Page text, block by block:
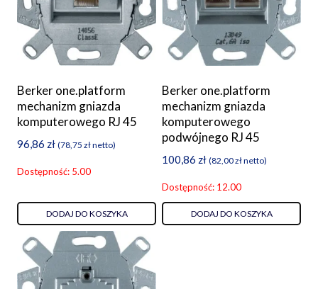
Berker one.platform
mechanizm gniazda
komputerowego RJ 45
96,86 zł (78,75 złnetto)
Dostępność: 5.00
DODAJ DO KOSZYKA
Berker one.platform
mechanizm gniazda
komputerowego
podwójnego RJ 45
100,86 zł (82,00złnetto)
Dostępność: 12.00
DODAJ DO KOSZYKA